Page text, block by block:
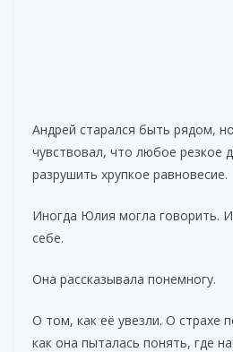
Андрей старался быть рядом,
чувствовал, что любое резкое
разрушить хрупкое равновесие.
Иногда Юлия могла говорить.
себе.
Она рассказывала понемногу.
О том, как её увезли. О страхе
как она пыталась понять, где